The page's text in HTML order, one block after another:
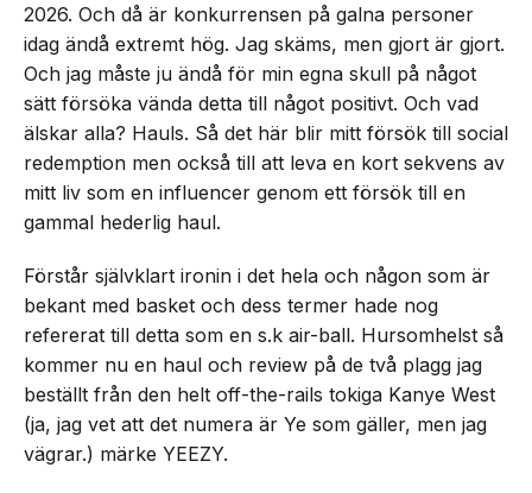
2026. Och då är konkurrensen på galna personer
idag ändå extremt hög. Jag skäms, men gjort är gjort.
Och jag måste ju ändå för min egna skull på något
sätt försöka vända detta till något positivt. Och vad
älskar alla? Hauls. Så det här blir mitt försök till social
redemption men också till att leva en kort sekvens av
mitt liv som en influencer genom ett försök till en
gammal hederlig haul.
Förstår självklart ironin i det hela och någon som är
bekant med basket och dess termer hade nog
refererat till detta som en s.k air-ball. Hursomhelst så
kommer nu en haul och review på de två plagg jag
beställt från den helt off-the-rails tokiga Kanye West
(ja, jag vet att det numera är Ye som gäller, men jag
vägrar.) märke YEEZY.